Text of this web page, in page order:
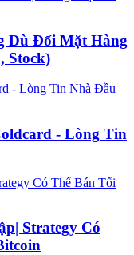
Dù Đối Mặt Hàng
Stock)
- Lòng Tin
Strategy Có